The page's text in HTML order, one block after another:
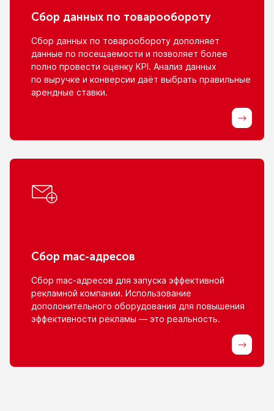
Сбор данных по товарообороту
Сбор данных по товарообороту дополняет
данные по посещаемости и позволяет более
полно провести оценку KPI. Анализ данных
по выручке и конверсии даёт выбрать правильные
арендные ставки.
Сбор mac-адресов
Сбор mac-адресов для запуска эффективной
рекламной компании. Использование
дополонительного оборудования для повышения
эффективности рекламы — это реальность.